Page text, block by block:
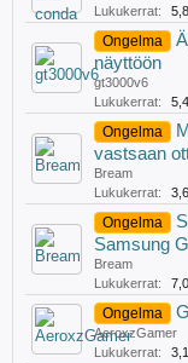
Lukukerrat:
Ongelma
näyttöön
gt3000v6
Lukukerrat:
Ongelma
vastsaan
Bream
Lukukerrat:
Ongelma
Samsung
Bream
Lukukerrat:
Ongelma
AeroxzGamer
Lukukerrat: